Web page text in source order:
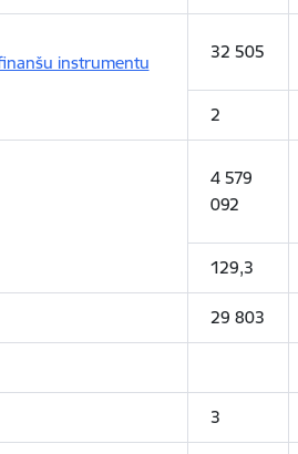
instrumentu
32 505
2
4 579
092
129,3
29 803
3